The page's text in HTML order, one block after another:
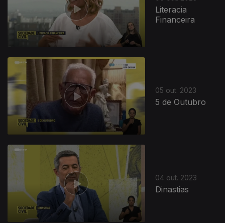
Literacia
Financeira
05 out. 2023
5 de Outubro
04 out. 2023
Dinastias